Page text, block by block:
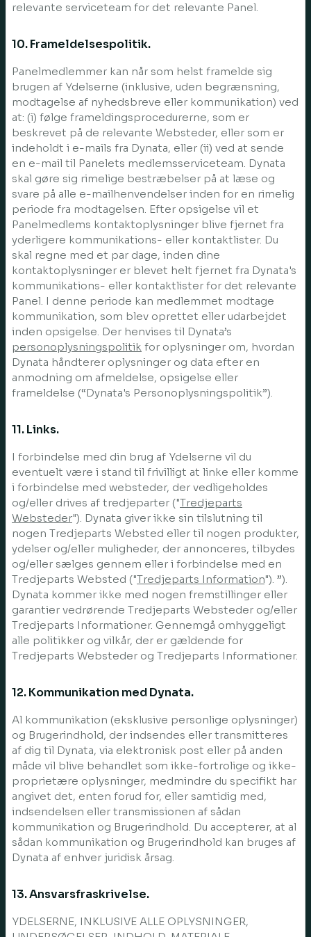
relevante serviceteam for det relevante Panel.
10. Frameldelsespolitik.
Panelmedlemmer kan når som helst framelde sig
brugen af Ydelserne (inklusive, uden begrænsning,
modtagelse af nyhedsbreve eller kommunikation) ved
at: (i) følge frameldingsprocedurerne, som er
beskrevet på de relevante Websteder, eller som er
indeholdt i e-mails fra Dynata, eller (ii) ved at sende
en e-mail til Panelets medlemsserviceteam. Dynata
skal gøre sig rimelige bestræbelser på at læse og
svare på alle e-mailhenvendelser inden for en rimelig
periode fra modtagelsen. Efter opsigelse vil et
Panelmedlems kontaktoplysninger blive fjernet fra
yderligere kommunikations- eller kontaktlister. Du
skal regne med et par dage, inden dine
kontaktoplysninger er blevet helt fjernet fra Dynata's
kommunikations- eller kontaktlister for det relevante
Panel. I denne periode kan medlemmet modtage
kommunikation, som blev oprettet eller udarbejdet
inden opsigelse. Der henvises til Dynata’s
personoplysningspolitik for oplysninger om, hvordan
Dynata håndterer oplysninger og data efter en
anmodning om afmeldelse, opsigelse eller
frameldelse (“Dynata's Personoplysningspolitik”).
11. Links.
I forbindelse med din brug af Ydelserne vil du
eventuelt være i stand til frivilligt at linke eller komme
i forbindelse med websteder, der vedligeholdes
og/eller drives af tredjeparter ("Tredjeparts
Websteder"). Dynata giver ikke sin tilslutning til
nogen Tredjeparts Websted eller til nogen produkter,
ydelser og/eller muligheder, der annonceres, tilbydes
og/eller sælges gennem eller i forbindelse med en
Tredjeparts Websted ("Tredjeparts Information"). ”).
Dynata kommer ikke med nogen fremstillinger eller
garantier vedrørende Tredjeparts Websteder og/eller
Tredjeparts Informationer. Gennemgå omhyggeligt
alle politikker og vilkår, der er gældende for
Tredjeparts Websteder og Tredjeparts Informationer.
12. Kommunikation med Dynata.
Al kommunikation (eksklusive personlige oplysninger)
og Brugerindhold, der indsendes eller transmitteres
af dig til Dynata, via elektronisk post eller på anden
måde vil blive behandlet som ikke-fortrolige og ikke-
proprietære oplysninger, medmindre du specifikt har
angivet det, enten forud for, eller samtidig med,
indsendelsen eller transmissionen af sådan
kommunikation og Brugerindhold. Du accepterer, at al
sådan kommunikation og Brugerindhold kan bruges af
Dynata af enhver juridisk årsag.
13. Ansvarsfraskrivelse.
YDELSERNE, INKLUSIVE ALLE OPLYSNINGER,